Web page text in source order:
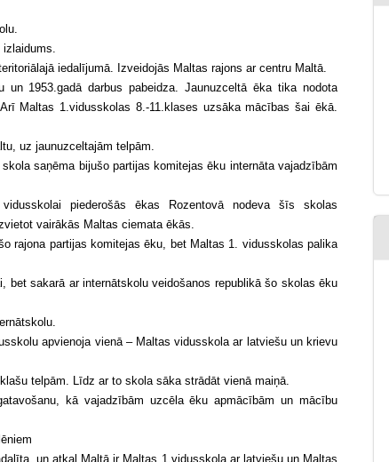
iedalījumā. Izveidojās Maltas rajons ar centru Maltā.
1953.gadā darbus pabeidza. Jaunuzceltā ēka tika nodota
Maltas 1.vidusskolas 8.-11.klases uzsāka mācības šai ēkā.
uz jaunuzceltajām telpām.
saņēma bijušo partijas komitejas ēku internāta vajadzībām
piederošās ēkas Rozentovā nodeva šīs skolas
vairākās Maltas ciemata ēkās.
rajona partijas komitejas ēku, bet Maltas 1. vidusskolas palika
bet sakarā ar internātskolu veidošanos republikā šo skolas ēku
apvienoja vienā – Maltas vidusskola ar latviešu un krievu
telpām. Līdz ar to skola sāka strādāt vienā maiņā.
kā vajadzībām uzcēla ēku apmācībām un mācību
un atkal Maltā ir Maltas 1.vidusskola ar latviešu un Maltas